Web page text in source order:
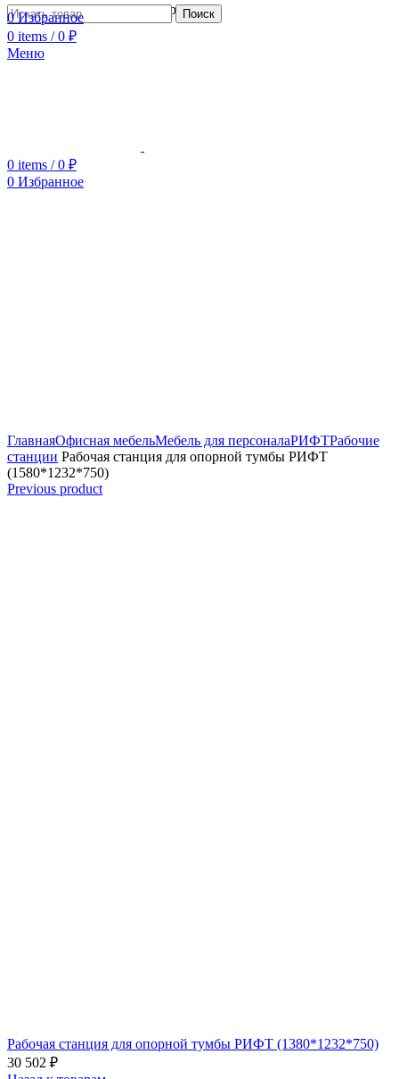
Сотрудничество с дизайнерамиПоиск
0Избранное
0 items / 0 ₽
Меню
0 items / 0 ₽
0 Избранное
ГлавнаяОфисная мебельМебель для персоналаРИФТРабочие
станции Рабочая станция для опорной тумбы РИФТ
(1580*1232*750)
Previous product
Рабочая станция для опорной тумбы РИФТ (1380*1232*750)
30 502 ₽